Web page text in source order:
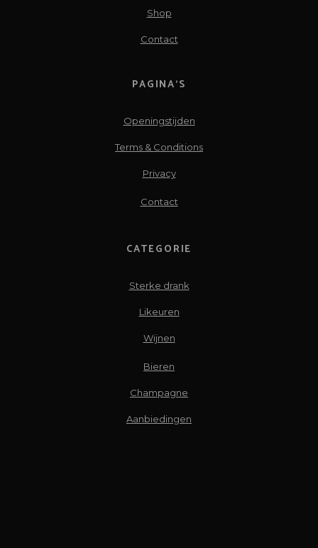
Shop
Contact
PAGINA’S
Openingstijden
Terms & Conditions
Privacy
Contact
CATEGORIE
Sterke drank
Likeuren
Wijnen
Bieren
Champagne
Aanbiedingen